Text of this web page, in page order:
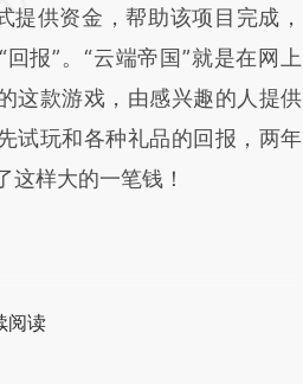
提供资金，帮助该项目完成，
回报”。“云端帝国”就是在网上
这款游戏，由感兴趣的人提供
试玩和各种礼品的回报，两年
这样大的一笔钱！
阅读